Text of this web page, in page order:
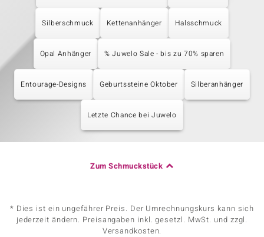
Silberschmuck Kettenanhänger Halsschmuck
Opal Anhänger % Juwelo Sale - bis zu 70% sparen
Entourage-Designs Geburtssteine Oktober Silberanhänger
Letzte Chance bei Juwelo
Zum Schmuckstück
* Dies ist ein ungefährer Preis. Der Umrechnungskurs kann sich
jederzeit ändern. Preisangaben inkl. gesetzl. MwSt. und zzgl.
Versandkosten.